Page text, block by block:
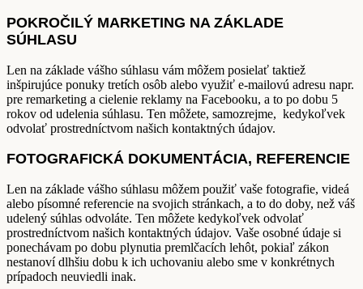
POKROČILÝ MARKETING NA ZÁKLADE
SÚHLASU
Len na základe vášho súhlasu vám môžem posielať taktiež
inšpirujúce ponuky tretích osôb alebo využiť e-mailovú adresu napr.
pre remarketing a cielenie reklamy na Facebooku, a to po dobu 5
rokov od udelenia súhlasu. Ten môžete, samozrejme, kedykoľvek
odvolať prostredníctvom našich kontaktných údajov.
FOTOGRAFICKÁ DOKUMENTÁCIA, REFERENCIE
Len na základe vášho súhlasu môžem použiť vaše fotografie, videá
alebo písomné referencie na svojich stránkach, a to do doby, než váš
udelený súhlas odvoláte. Ten môžete kedykoľvek odvolať
prostredníctvom našich kontaktných údajov. Vaše osobné údaje si
ponechávam po dobu plynutia premlčacích lehôt, pokiaľ zákon
nestanoví dlhšiu dobu k ich uchovaniu alebo sme v konkrétnych
prípadoch neuviedli inak.